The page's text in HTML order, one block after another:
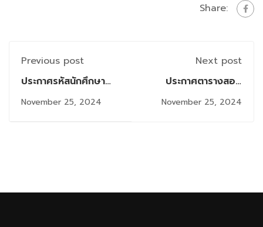
Share:
Previous post
ประกาศรหัสนักศึกษา
และข้อมูลที่ควรทราบ
สำหรับนักศึกษา ใหม่ระ
November 25, 2024
Next post
ประกาศตารางสอบ
ปลายภาคการศึกษาที่
1/2567 (B.A.DSI)
November 25, 2024